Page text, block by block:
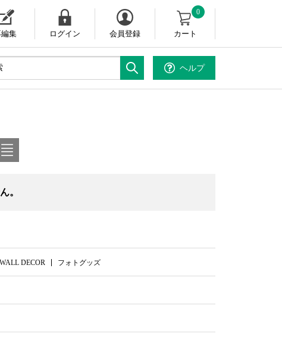
集 ログイン 会員登録 カート
0
ヘルプ
。
WALL DECOR フォトグッズ